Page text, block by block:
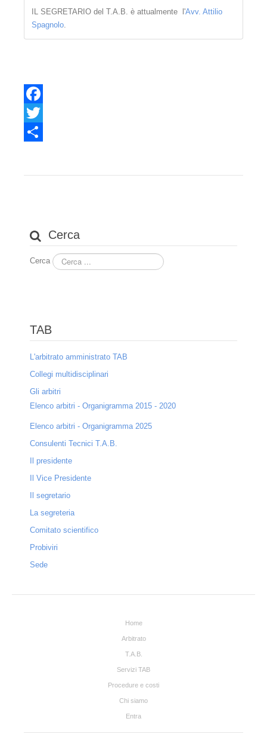
Consulenti Tecnici T.A.B.
Il presidente
Il segretario
Servizi di segreteria
Modalità
Norme contrattuali
Assistenza alle nella scelta dell'organo decidente
Operazioni di designazione
Modulistica
Ricerca della volontà compromissoria
Chi siamo
IL SEGRETARIO del T.A.B. è attualmente l'Avv. Attilio
Spagnolo.
Facebook
Twitter
Cerca
Cerca
TAB
L'arbitrato amministrato TAB
Collegi multidisciplinari
Gli arbitri
Elenco arbitri - Organigramma 2015 - 2020
Elenco arbitri - Organigramma 2025
Consulenti Tecnici T.A.B.
Il presidente
Il Vice Presidente
Il segretario
La segreteria
Comitato scientifico
Probiviri
Sede
Home
Arbitrato
T.A.B.
Servizi TAB
Procedure e costi
Chi siamo
Entra